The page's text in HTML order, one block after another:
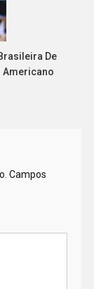
De
Americano
Campos